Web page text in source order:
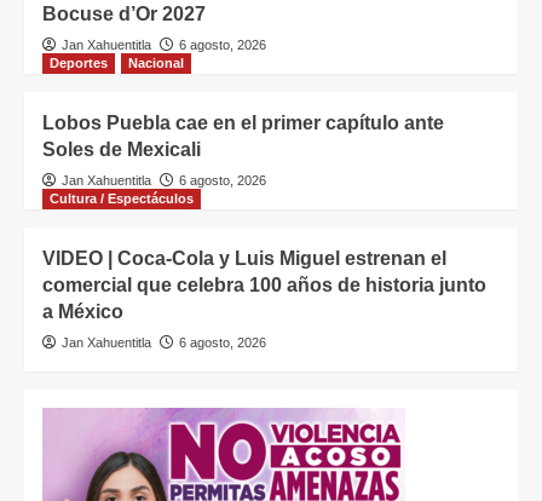
Bocuse d’Or 2027
Jan Xahuentitla
6 agosto, 2026
Deportes
Nacional
Lobos Puebla cae en el primer capítulo ante
Soles de Mexicali
Jan Xahuentitla
6 agosto, 2026
Cultura / Espectáculos
VIDEO | Coca-Cola y Luis Miguel estrenan el
comercial que celebra 100 años de historia junto
a México
Jan Xahuentitla 6 agosto, 2026